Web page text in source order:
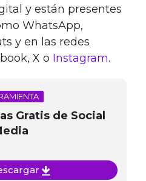
y están presentes
WhatsApp,
y en las redes
X o Instagram.
Gratis de Social